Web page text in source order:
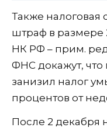
Также налоговая
штраф в размере
НК РФ – прим.
ФНС докажут, что
занизил налог
процентов от
После 2 декабря